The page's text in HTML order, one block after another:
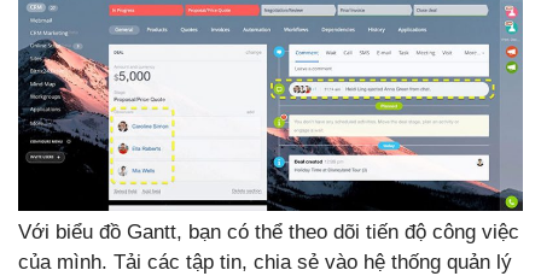
Với biểu đồ Gantt, bạn có thể theo dõi tiến độ công việc
của mình. Tải các tập tin, chia sẻ vào hệ thống quản lý